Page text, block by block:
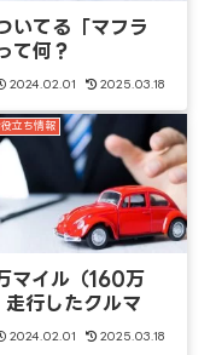
いてる「マフラ
て何？
2024.02.01 2025.03.18
立ち情報
マイル（160万
行したクルマ
2024.02.01 2025.03.18